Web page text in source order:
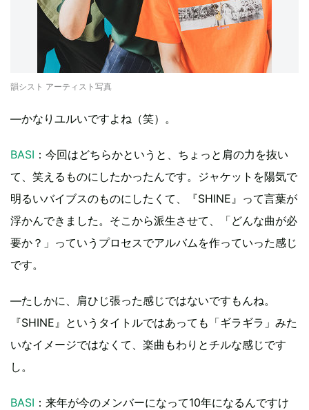
韻シスト アーティスト写真
―かなりユルいですよね（笑）。
BASI ：今回はどちらかというと、ちょっと肩の力を抜い
て、笑えるものにしたかったんです。ジャケットを陽気で
明るいバイブスのものにしたくて、『SHINE』って言葉が
浮かんできました。そこから派生させて、「どんな曲が必
要か？」っていうプロセスでアルバムを作っていった感じ
です。
―たしかに、肩ひじ張った感じではないですもんね。
『SHINE』というタイトルではあっても「ギラギラ」みた
いなイメージではなくて、楽曲もわりとチルな感じです
し。
BASI ：来年が今のメンバーになって10年になるんですけ